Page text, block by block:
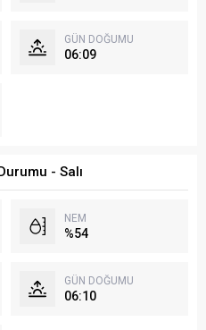
GÜN DOĞUMU
06:09
- Salı
NEM
%54
GÜN DOĞUMU
06:10